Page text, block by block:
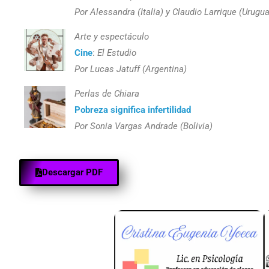
Por Alessandra (Italia) y Claudio Larrique
Arte y espectáculo
Cine: El Estudio
Por Lucas Jatuff (Argentina)
Perlas de Chiara
Pobreza significa infertilidad
Por Sonia Vargas Andrade (Bolivia)
Descargar PDF